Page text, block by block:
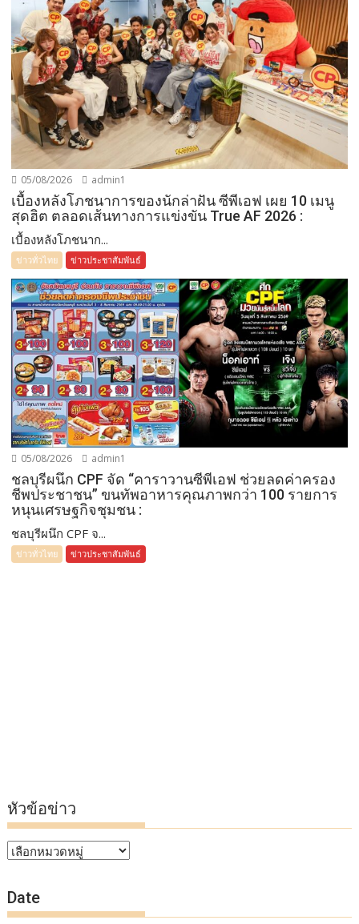
05/08/2026 admin1
เบื้องหลังโภชนาการของนักล่าฝัน ซีพีเอฟ เผย 10 เมนู
สุดฮิต ตลอดเส้นทางการแข่งขัน True AF 2026 :
เบื้องหลังโภชนาก...
ข่าวทั่วไทย ข่าวประชาสัมพันธ์
05/08/2026 admin1
ชลบุรีผนึก CPF จัด “คาราวานซีพีเอฟ ช่วยลดค่าครอง
ชีพประชาชน” ขนทัพอาหารคุณภาพกว่า 100 รายการ
หนุนเศรษฐกิจชุมชน :
ชลบุรีผนึก CPF จ...
ข่าวทั่วไทย ข่าวประชาสัมพันธ์
หัวข้อข่าว
หัวข้อ
Date